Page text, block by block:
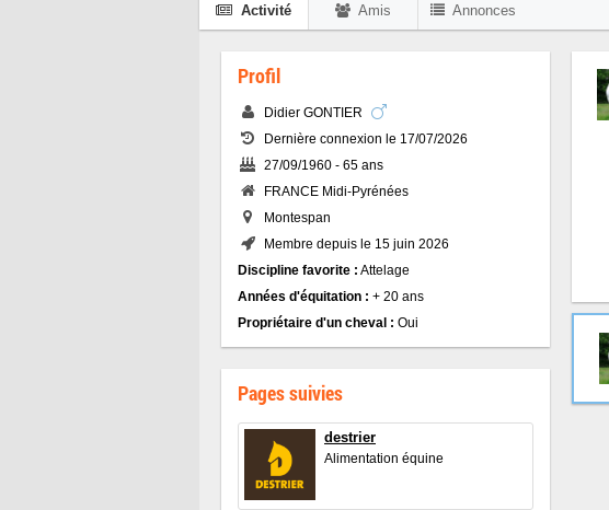
Activité Amis Annonces
Profil
Didier GONTIER
Dernière connexion le 17/07/2026
27/09/1960 - 65 ans
FRANCE Midi-Pyrénées
Montespan
Membre depuis le 15 juin 2026
Discipline favorite : Attelage
Années d'équitation : + 20 ans
Propriétaire d'un cheval : Oui
Pages suivies
destrier
Alimentation équine